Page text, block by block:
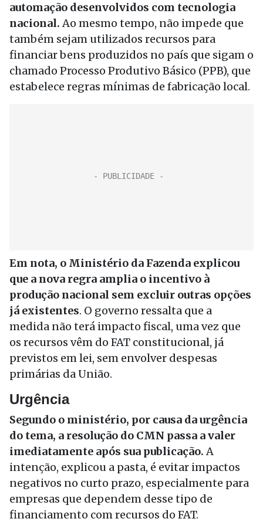
automação desenvolvidos com tecnologia
nacional.Ao mesmo tempo, não impede que
também sejam utilizados recursos para
financiar bens produzidos no país que sigam o
chamado Processo Produtivo Básico (PPB), que
estabelece regras mínimas de fabricação local.
Em nota, o Ministério da Fazenda explicou
que a nova regra amplia o incentivo à
produção nacional sem excluir outras opções
já existentes. O governo ressalta que a
medida não terá impacto fiscal, uma vez que
os recursos vêm do FAT constitucional, já
previstos em lei, sem envolver despesas
primárias da União.
Urgência
Segundo o ministério, por causa da urgência
do tema, a resolução do CMN passa a valer
imediatamente após sua publicação.A
intenção, explicou a pasta, é evitar impactos
negativos no curto prazo, especialmente para
empresas que dependem desse tipo de
financiamento com recursos do FAT.